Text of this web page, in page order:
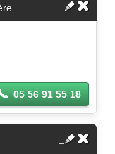
05 56 91 55 18